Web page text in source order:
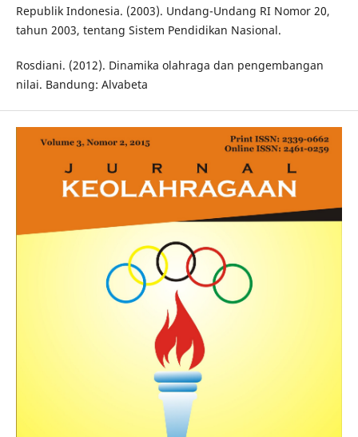
Republik Indonesia. (2003). Undang-Undang RI Nomor 20,
tahun 2003, tentang Sistem Pendidikan Nasional.
Rosdiani. (2012). Dinamika olahraga dan pengembangan
nilai. Bandung: Alvabeta